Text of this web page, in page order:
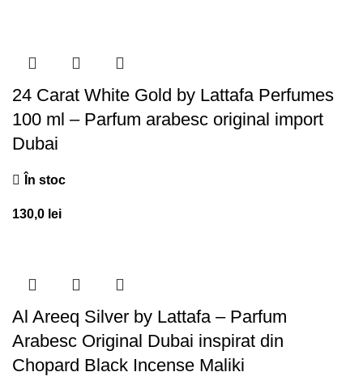
24 Carat White Gold by Lattafa Perfumes
100 ml – Parfum arabesc original import
Dubai
În stoc
130,0 lei
Al Areeq Silver by Lattafa – Parfum
Arabesc Original Dubai inspirat din
Chopard Black Incense Maliki